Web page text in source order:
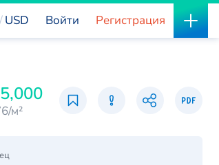
USD Войти Регистрация
м²